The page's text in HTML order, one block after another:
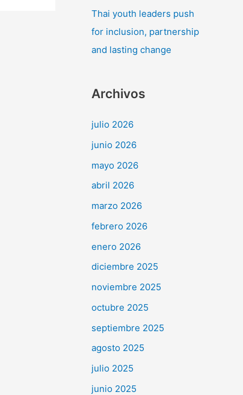
Thai youth leaders push
for inclusion, partnership
and lasting change
Archivos
julio 2026
junio 2026
mayo 2026
abril 2026
marzo 2026
febrero 2026
enero 2026
diciembre 2025
noviembre 2025
octubre 2025
septiembre 2025
agosto 2025
julio 2025
junio 2025